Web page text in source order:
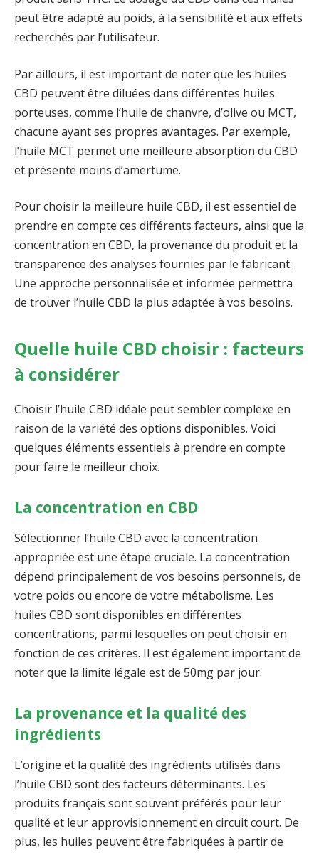
peut être adapté au poids, à la sensibilité et aux effets
recherchés par l’utilisateur.
Par ailleurs, il est important de noter que les huiles
CBD peuvent être diluées dans différentes huiles
porteuses, comme l’huile de chanvre, d’olive ou MCT,
chacune ayant ses propres avantages. Par exemple,
l’huile MCT permet une meilleure absorption du CBD
et présente moins d’amertume.
Pour choisir la meilleure huile CBD, il est essentiel de
prendre en compte ces différents facteurs, ainsi que la
concentration en CBD, la provenance du produit et la
transparence des analyses fournies par le fabricant.
Une approche personnalisée et informée permettra
de trouver l’huile CBD la plus adaptée à vos besoins.
Quelle huile CBD choisir : facteurs
à considérer
Choisir l’huile CBD idéale peut sembler complexe en
raison de la variété des options disponibles. Voici
quelques éléments essentiels à prendre en compte
pour faire le meilleur choix.
La concentration en CBD
Sélectionner l’huile CBD avec la concentration
appropriée est une étape cruciale. La concentration
dépend principalement de vos besoins personnels, de
votre poids ou encore de votre métabolisme. Les
huiles CBD sont disponibles en différentes
concentrations, parmi lesquelles on peut choisir en
fonction de ces critères. Il est également important de
noter que la limite légale est de 50mg par jour.
La provenance et la qualité des
ingrédients
L’origine et la qualité des ingrédients utilisés dans
l’huile CBD sont des facteurs déterminants. Les
produits français sont souvent préférés pour leur
qualité et leur approvisionnement en circuit court. De
plus, les huiles peuvent être fabriquées à partir de